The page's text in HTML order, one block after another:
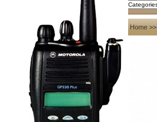
2026-08-08 Search
My account
Register
Login
Shopping Cart(0)
Compare Now(0)
Your Recent History
Home >>